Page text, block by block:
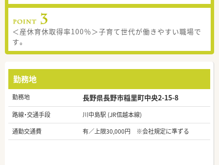
＜産休育休取得率100％＞子育て世代が働きやすい職場で
す。
勤務地
勤務地 長野県長野市稲里町中央2-15-8
路線・交通手段
川中島駅 (JR信越本線)
通勤交通費
有／上限30,000円 ※会社規定に準ずる